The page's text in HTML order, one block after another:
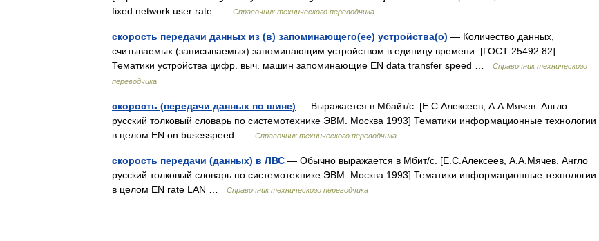
fixed network user rate …
Справочник технического переводчика
скорость передачи данных из (в) запоминающего(ее) устройства(о) — Количество данных,
считываемых (записываемых) запоминающим устройством в единицу времени. [ГОСТ 25492 82]
Тематики устройства цифр. выч. машин запоминающие EN data transfer speed …
Справочник технического
переводчика
скорость (передачи данных по шине) — Выражается в Мбайт/с. [Е.С.Алексеев, А.А.Мячев. Англо
русский толковый словарь по системотехнике ЭВМ. Москва 1993] Тематики информационные технологии
в целом EN on busesspeed …
Справочник технического переводчика
скорость передачи (данных) в ЛВС — Обычно выражается в Мбит/с. [Е.С.Алексеев, А.А.Мячев. Англо
русский толковый словарь по системотехнике ЭВМ. Москва 1993] Тематики информационные технологии
в целом EN rate LAN …
Справочник технического переводчика